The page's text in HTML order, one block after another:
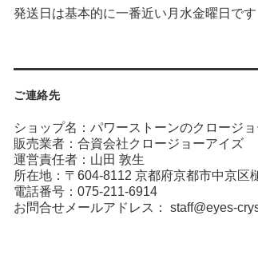
発送日は基本的に一番近い月水金曜日です
ご連絡先
ショップ名：パワーストーンのクロージ
販売業者：合資会社クロージョーアイズ
運営責任者：山田 敦生
所在地：〒604-8112 京都府京都市中京区
電話番号：075-211-6914
お問合せメールアドレス： staff@eyes-